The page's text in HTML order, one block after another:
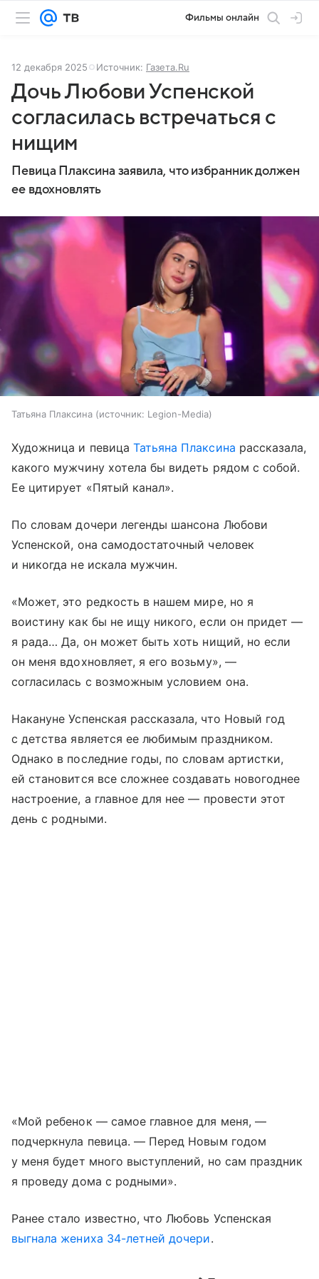
Фильмы онлайн
12 декабря 2025 Источник: Газета.Ru
Дочь Любови Успенской
согласилась встречаться с
нищим
Певица Плаксина заявила, что избранник должен
ее вдохновлять
Татьяна Плаксина источник: Legion-Media
Художница и певица Татьяна Плаксина рассказала,
какого мужчину хотела бы видеть рядом с собой.
Ее цитирует «Пятый канал».
По словам дочери легенды шансона Любови
Успенской, она самодостаточный человек
и никогда не искала мужчин.
«Может, это редкость в нашем мире, но я
воистину как бы не ищу никого, если он придет —
я рада… Да, он может быть хоть нищий, но если
он меня вдохновляет, я его возьму», —
согласилась с возможным условием она.
Накануне Успенская рассказала, что Новый год
с детства является ее любимым праздником.
Однако в последние годы, по словам артистки,
ей становится все сложнее создавать новогоднее
настроение, а главное для нее — провести этот
день с родными.
«Мой ребенок — самое главное для меня, —
подчеркнула певица. — Перед Новым годом
у меня будет много выступлений, но сам праздник
я проведу дома с родными».
Ранее стало известно, что Любовь Успенская
выгнала жениха 34-летней дочери.